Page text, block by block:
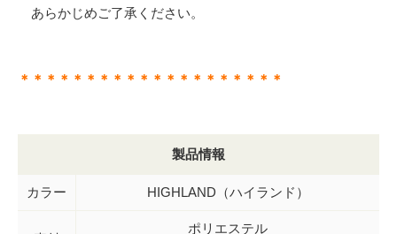
あらかじめご了承ください。
＊＊＊＊＊＊＊＊＊＊＊＊＊＊＊＊＊＊＊＊
製品情報
カラー HIGHLAND（ハイランド）
ポリエステル